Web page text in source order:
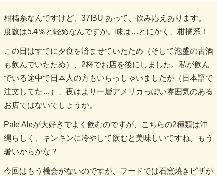
柑橘系なんですけど、37IBU あって、飲み応えあります。
度数は5.4％と軽めなんですが。味は…とにかく、柑橘系！
この日はすでに夕食を済ませていたため（そして泡盛の古酒
も飲んでいたため）、2杯でお店を後にしました。私が飲ん
でいる途中で日本人の方もいらっしゃいましたが（日本語で
注文してた…）、夜はより一層アメリカっぽい雰囲気のある
お店ではないでしょうか。
Pale Aleが大好きでよく飲むのですが、こちらの2種類は沖
縄らしく、キンキンに冷やして飲むと美味しいですね。もう
暑いからかな？
今回はもう機会がないのですが、フードでは石窯焼きピザが